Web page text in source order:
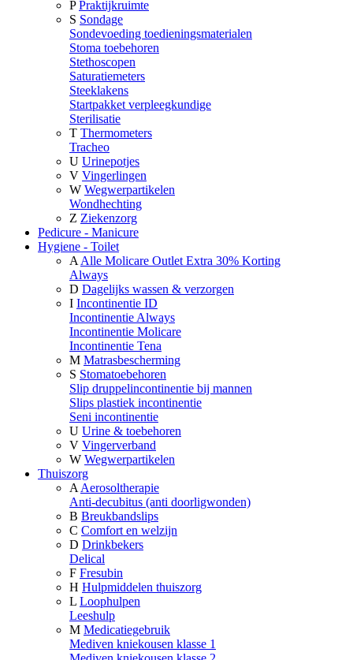
P Praktijkruimte
S Sondage
Sondevoeding toedieningsmaterialen
Stoma toebehoren
Stethoscopen
Saturatiemeters
Steeklakens
Startpakket verpleegkundige
Sterilisatie
T Thermometers
Tracheo
U Urinepotjes
V Vingerlingen
W Wegwerpartikelen
Wondhechting
Z Ziekenzorg
Pedicure - Manicure
Hygiene - Toilet
A Alle Molicare Outlet Extra 30% Korting
Always
D Dagelijks wassen & verzorgen
I Incontinentie ID
Incontinentie Always
Incontinentie Molicare
Incontinentie Tena
M Matrasbescherming
S Stomatoebehoren
Slip druppelincontinentie bij mannen
Slips plastiek incontinentie
Seni incontinentie
U Urine & toebehoren
V Vingerverband
W Wegwerpartikelen
Thuiszorg
A Aerosoltherapie
Anti-decubitus (anti doorligwonden)
B Breukbandslips
C Comfort en welzijn
D Drinkbekers
Delical
F Fresubin
H Hulpmiddelen thuiszorg
L Loophulpen
Leeshulp
M Medicatiegebruik
Mediven kniekousen klasse 1